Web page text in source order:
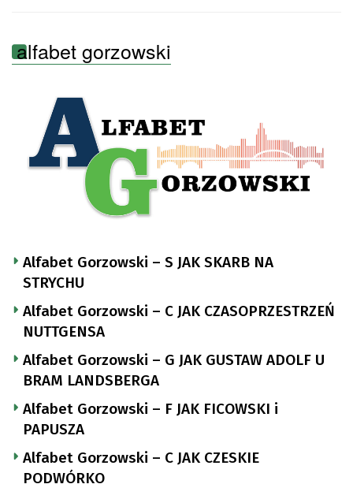
alfabet gorzowski
Alfabet Gorzowski – S JAK SKARB NA
STRYCHU
Alfabet Gorzowski – C JAK CZASOPRZESTRZEŃ
NUTTGENSA
Alfabet Gorzowski – G JAK GUSTAW ADOLF U
BRAM LANDSBERGA
Alfabet Gorzowski – F JAK FICOWSKI i
PAPUSZA
Alfabet Gorzowski – C JAK CZESKIE
PODWÓRKO